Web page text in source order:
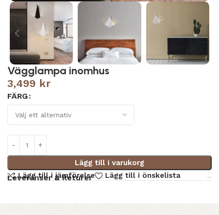
Vägglampa inomhus
3,499 kr
FÄRG
Lägg till i varukorg
Lägg till i jämförelse
Lägg till i önskelista
Leveranser & Returer